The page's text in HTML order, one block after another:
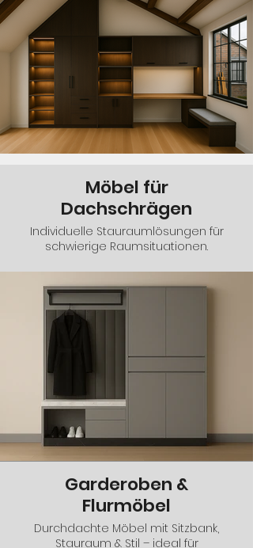
Möbel für
Dachschrägen
Individuelle Stauraumlösungen für
schwierige Raumsituationen.
Garderoben &
Flurmöbel
Durchdachte Möbel mit Sitzbank,
Stauraum & Stil – ideal für